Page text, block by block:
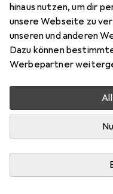
hinaus nutzen, um dir
unsere Webseite zu
unseren und anderen
Dazu können
Werbepartner
Zubehör für
Hier findest du
Möbelgleiter +
Relevanz